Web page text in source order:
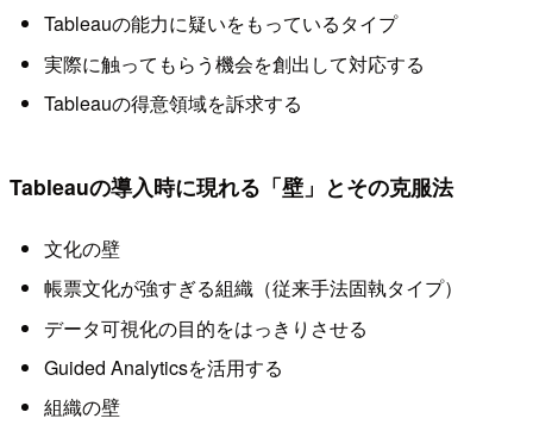
Tableauの能力に疑いをもっているタイプ
実際に触ってもらう機会を創出して対応する
Tableauの得意領域を訴求する
Tableauの導入時に現れる「壁」とその克服法
文化の壁
帳票文化が強すぎる組織（従来手法固執タイプ）
データ可視化の目的をはっきりさせる
Guided Analyticsを活用する
組織の壁